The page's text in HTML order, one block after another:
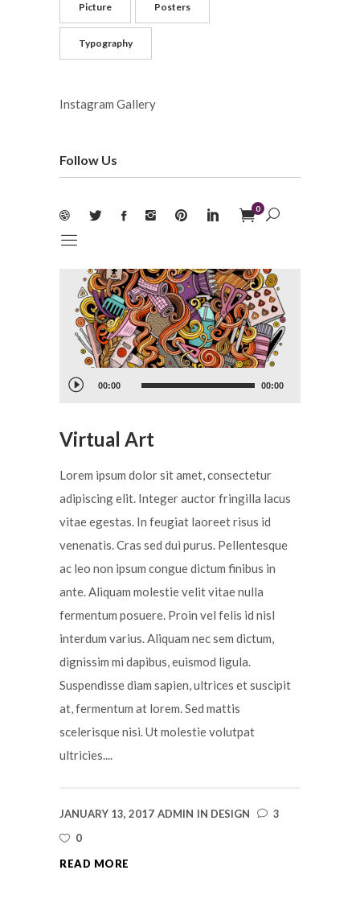
Picture Posters
Typography
Instagram Gallery
Follow Us
0
Audio
00:00 00:00
Virtual Art
Lorem ipsum dolor sit amet, consectetur
adipiscing elit. Integer auctor fringilla lacus
vitae egestas. In feugiat laoreet risus id
venenatis. Cras sed dui purus. Pellentesque
ac leo non ipsum congue dictum finibus in
ante. Aliquam molestie velit vitae nulla
fermentum posuere. Proin vel felis id nisl
interdum varius. Aliquam nec sem dictum,
dignissim mi dapibus, euismod ligula.
Suspendisse diam sapien, ultrices et suscipit
at, fermentum at lorem. Sed mattis
scelerisque nisi. Ut molestie volutpat
ultricies....
JANUARY 13, 2017 ADMIN IN DESIGN
3
0
READ MORE